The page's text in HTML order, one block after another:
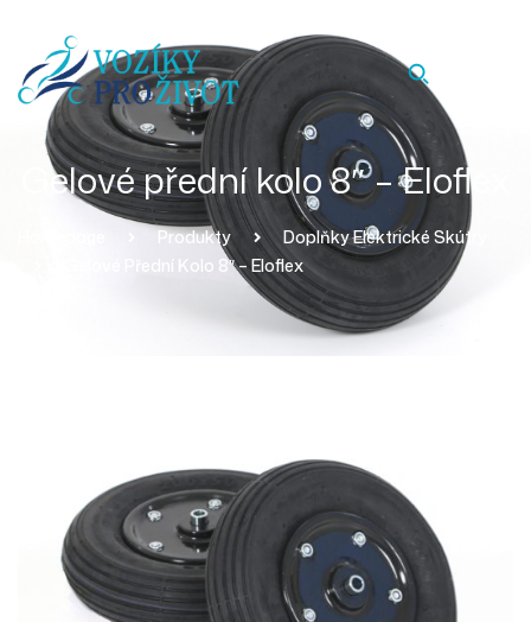
Gelové přední kolo 8″ – Eloflex
Produkty
Doplňky Elektrické Skútry
Gelové Přední Kolo 8″ – Eloflex